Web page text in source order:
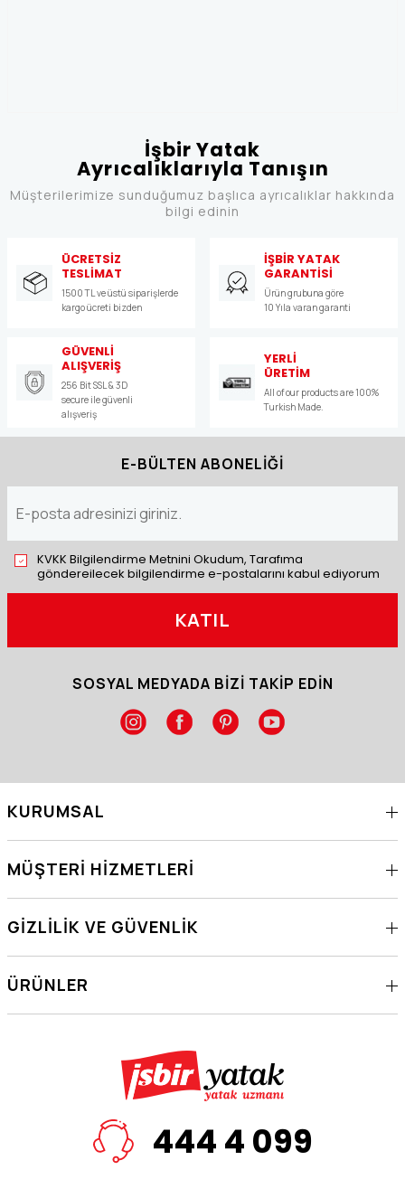
İşbir Yatak
Ayrıcalıklarıyla Tanışın
Müşterilerimize sunduğumuz başlıca ayrıcalıklar hakkında
bilgi edinin
ÜCRETSİZ
TESLİMAT
1500 TL ve üstü siparişlerde
kargo ücreti bizden
İŞBİR YATAK
GARANTİSİ
Ürün grubuna göre
10 Yıla varan garanti
GÜVENLİ
ALIŞVERİŞ
256 Bit SSL & 3D
secure ile güvenli
alışveriş
YERLİ
ÜRETİM
All of our products are 100%
Turkish Made.
E-BÜLTEN ABONELİĞİ
KVKK Bilgilendirme Metnini Okudum, Tarafıma
göndereilecek bilgilendirme e-postalarını kabul ediyorum
KATIL
SOSYAL MEDYADA BİZİ TAKİP EDİN
KURUMSAL
MÜŞTERI HIZMETLERI
GIZLILIK VE GÜVENLIK
ÜRÜNLER
444 4 099